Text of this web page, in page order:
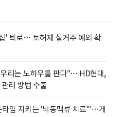
' 퇴로… 토허제 실거주 예외 확
리는 노하우를 판다"… HD현대,
리 방법 수출
임 지키는 '뇌동맥류 치료'"…개